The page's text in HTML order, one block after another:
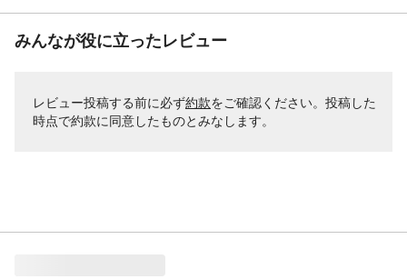
みんなが役に立ったレビュー
レビュー投稿する前に必ず約款をご確認ください。投稿した
時点で約款に同意したものとみなします。